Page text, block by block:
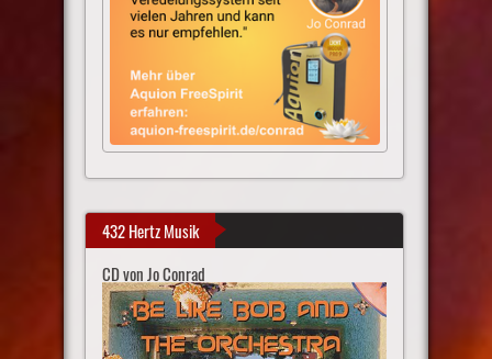
432 Hertz Musik
CD von Jo Conrad